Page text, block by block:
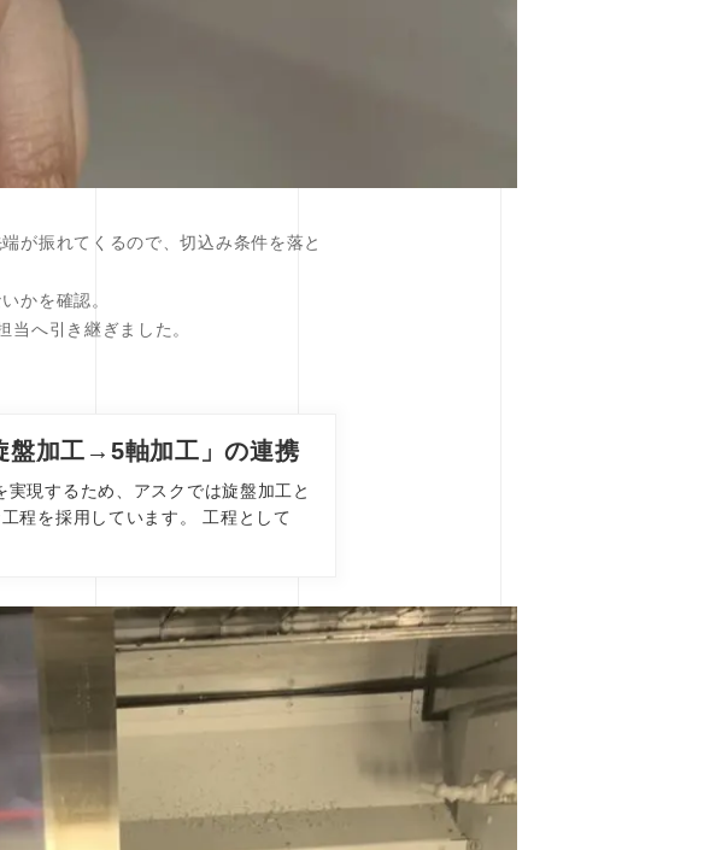
が振れてくるので、切込み条件を落と
かを確認。
へ引き継ぎました。
盤加工→5軸加工」の連携
現するため、アスクでは旋盤加工と
程を採用しています。 工程として